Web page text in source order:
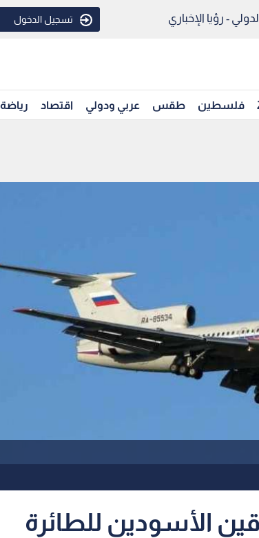
- رؤيا الإخباري تسجيل الدخول
فلسطين طقس عربي ودولي اقتصاد رياضة
الأسودين للطائرة